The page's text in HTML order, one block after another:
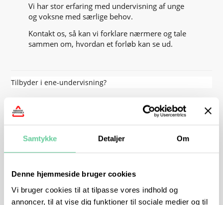
Samtykke Detaljer Om
Denne hjemmeside bruger cookies
Vi bruger cookies til at tilpasse vores indhold og
annoncer, til at vise dig funktioner til sociale medier og til
Vi har stor erfaring med undervisning af unge
og voksne med særlige behov.
Kontakt os, så kan vi forklare nærmere og tale
sammen om, hvordan et forløb kan se ud.
Tilbyder i ene-undervisning?
Ja – vi tilbyder ene undervisning, hvor vi
eksempelvis underviser hjemme hos dig – men
det er meget dyrt, da teorilæreren skal betales
at rumme diverse særlige behov på skolen.
Kontakt os, så finder vi ud af noget.